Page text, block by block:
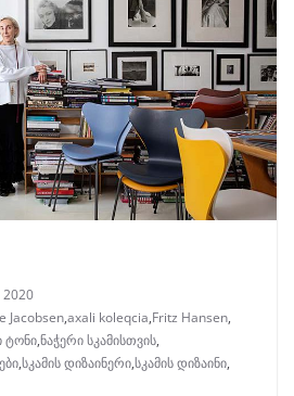
2020
Jacobsen,axali koleqcia,Fritz Hansen,
ტონი,ნაჭერი სკამისთვის,
,სკამის დიზაინერი,სკამის დიზაინი,